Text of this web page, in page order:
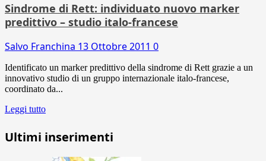
Sindrome di Rett: individuato nuovo marker
predittivo – studio italo-francese
Salvo Franchina 13 Ottobre 2011 0
Identificato un marker predittivo della sindrome di Rett grazie a un
innovativo studio di un gruppo internazionale italo-francese,
coordinato da...
Leggi tutto
Ultimi inserimenti